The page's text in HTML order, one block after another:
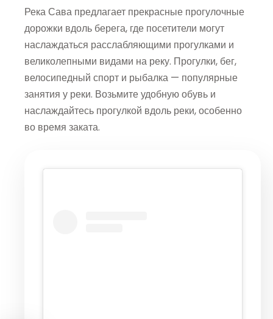
Река Сава предлагает прекрасные прогулочные
дорожки вдоль берега, где посетители могут
наслаждаться расслабляющими прогулками и
великолепными видами на реку. Прогулки, бег,
велосипедный спорт и рыбалка — популярные
занятия у реки. Возьмите удобную обувь и
наслаждайтесь прогулкой вдоль реки, особенно
во время заката.